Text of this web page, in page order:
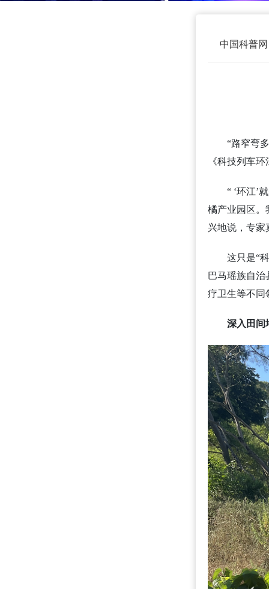
中国科普网
“路窄弯
《科技列车
“ ‘环江’
橘产业园区。
兴地说，专家
这只是“
巴马瑶族自治
疗卫生等不同
深入田间